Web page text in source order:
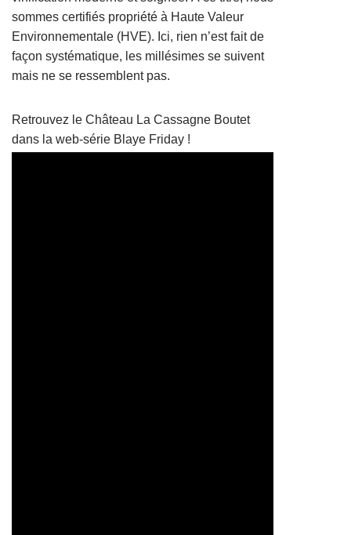
sommes certifiés propriété à Haute Valeur
Environnementale (HVE). Ici, rien n’est fait de
façon systématique, les millésimes se suivent
mais ne se ressemblent pas.
Retrouvez le Château La Cassagne Boutet
dans la web-série Blaye Friday !